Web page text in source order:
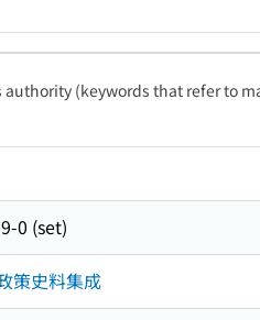
(keywords that refer to
0 (set)
策史料集成